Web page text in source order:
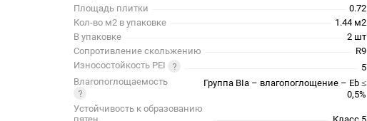
Площадь плитки
0.72
Кол-во м2 в упаковке
1.44 м2
В упаковке
2 шт
Сопротивление скольжению
R9
Износостойкость PEI
5
Влагопоглощаемость
Группа BIa – влагопоглощение – Eb ≤
0,5%
Устойчивость к образованию